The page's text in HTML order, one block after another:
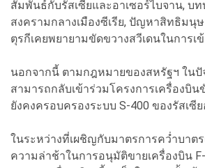
สัมพันธ์กับรัสเซียและอาเซอร์ไบจาน, บ
สงครามกลางเมืองซีเรีย, ปัญหาสิทธิมนุ
ตุรกีเคยพยายามขัดขวางสวีเดนในการเ
นอกจากนี้ ตามกฎหมายของสหรัฐฯ ในปั
สามารถกลับเข้าร่วมโครงการเครื่องบิน
ยังคงครอบครองระบบ S-400 ของรัสเซีย
ในระหว่างที่เผชิญกับมาตรการคว่ำบาตร
ความล่าช้าในการอนุมัติขายเครื่องบิน